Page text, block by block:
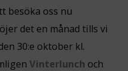
besöka oss nu
det en månad tills vi
30:e oktober kl.
Vinterlunch och